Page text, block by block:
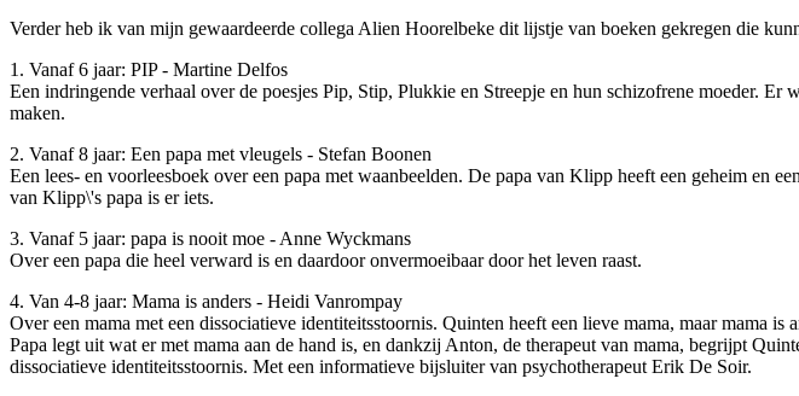
Verder heb ik van mijn gewaardeerde collega Alien Hoorelbeke dit lijstje van boeken gekregen die
1. Vanaf 6 jaar: PIP - Martine Delfos
Een indringende verhaal over de poesjes Pip, Stip, Plukkie en Streepje en hun schizofrene moeder.
maken.
2. Vanaf 8 jaar: Een papa met vleugels - Stefan Boonen
Een lees- en voorleesboek over een papa met waanbeelden. De papa van Klipp heeft een geheim en
van Klipp\'s papa is er iets.
3. Vanaf 5 jaar: papa is nooit moe - Anne Wyckmans
Over een papa die heel verward is en daardoor onvermoeibaar door het leven raast.
4. Van 4-8 jaar: Mama is anders - Heidi Vanrompay
Over een mama met een dissociatieve identiteitsstoornis. Quinten heeft een lieve mama, maar mama
Papa legt uit wat er met mama aan de hand is, en dankzij Anton, de therapeut van mama, begrijpt
dissociatieve identiteitsstoornis. Met een informatieve bijsluiter van psychotherapeut Erik De Soir.